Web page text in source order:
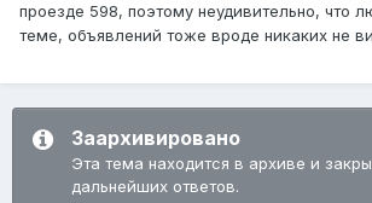
проезде 598, поэтому неудивительно, что
теме, объявлений тоже вроде никаких не
Заархивировано
Эта тема находится в архиве и
дальнейших ответов.